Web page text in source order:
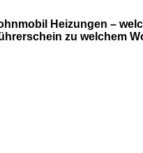
Heizungen –
zu welchem